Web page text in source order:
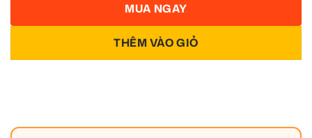
THÊM VÀO GIỎ
MUA NGAY